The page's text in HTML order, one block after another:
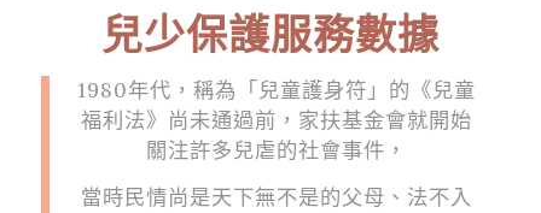
兒少保護服務數據
1980年代，稱為「兒童護身符」的《兒童
福利法》尚未通過前，家扶基金會就開始
關注許多兒虐的社會事件，
當時民情尚是天下無不是的父母、法不入